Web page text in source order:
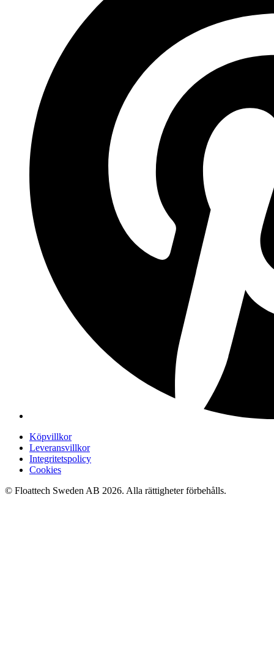
Köpvillkor
Leveransvillkor
Integritetspolicy
Cookies
© Floattech Sweden AB 2026. Alla rättigheter förbehålls.